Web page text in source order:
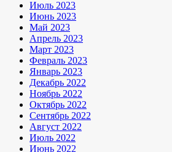
Июль 2023
Июнь 2023
Май 2023
Апрель 2023
Март 2023
Февраль 2023
Январь 2023
Декабрь 2022
Ноябрь 2022
Октябрь 2022
Сентябрь 2022
Август 2022
Июль 2022
Июнь 2022